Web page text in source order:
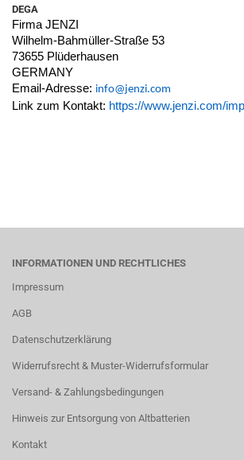
DEGA
Firma JENZI
Wilhelm-Bahmüller-Straße 53
73655 Plüderhausen
GERMANY
Email-Adresse: info@jenzi.com
Link zum Kontakt: https://www.jenzi.com/
INFORMATIONEN UND RECHTLICHES
Impressum
AGB
Datenschutzerklärung
Widerrufsrecht & Muster-Widerrufsformular
Versand- & Zahlungsbedingungen
Hinweis zur Entsorgung von Altbatterien
Kontakt